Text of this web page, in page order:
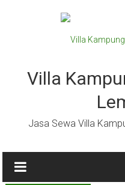
Villa
Jasa Sewa Villa